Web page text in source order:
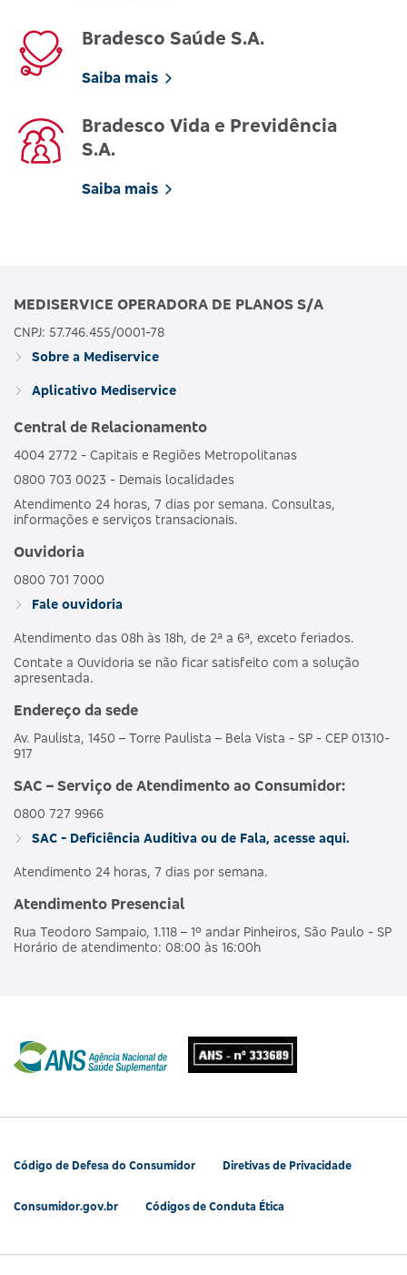
Bradesco Saúde S.A.
Saiba mais
Bradesco Vida e Previdência
S.A.
Saiba mais
MEDISERVICE OPERADORA DE PLANOS S/A
CNPJ: 57.746.455/0001-78
Sobre a Mediservice
Aplicativo Mediservice
Central de Relacionamento
4004 2772 - Capitais e Regiões Metropolitanas
0800 703 0023 - Demais localidades
Atendimento 24 horas, 7 dias por semana. Consultas,
informações e serviços transacionais.
Ouvidoria
0800 701 7000
Fale ouvidoria
Atendimento das 08h às 18h, de 2ª a 6ª, exceto feriados.
Contate a Ouvidoria se não ficar satisfeito com a solução
apresentada.
Endereço da sede
Av. Paulista, 1450 – Torre Paulista – Bela Vista - SP - CEP 01310-
917
SAC – Serviço de Atendimento ao Consumidor:
0800 727 9966
SAC - Deficiência Auditiva ou de Fala, acesse aqui.
Atendimento 24 horas, 7 dias por semana.
Atendimento Presencial
Rua Teodoro Sampaio, 1.118 – 1º andar Pinheiros, São Paulo - SP
Horário de atendimento: 08:00 às 16:00h
Código de Defesa do Consumidor Diretivas de Privacidade
Consumidor.gov.br Códigos de Conduta Ética